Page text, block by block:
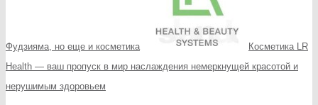
Фудзияма, но еще и косметика
Косметика LR
Health — ваш пропуск в мир наслаждения немеркнущей красотой и
нерушимым здоровьем